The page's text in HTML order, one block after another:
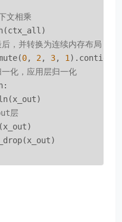
文相乘
，并转换为连续内存布局
0, 2 , 3, 1
化，应用层归一化
self.ln(x_out)
层